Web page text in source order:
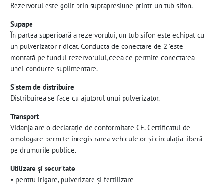
Rezervorul este golit prin suprapresiune printr-un tub sifon.
Supape
În partea superioară a rezervorului, un tub sifon este echipat cu
un pulverizator ridicat. Conducta de conectare de 2 "este
montată pe fundul rezervorului, ceea ce permite conectarea
unei conducte suplimentare.
Sistem de distribuire
Distribuirea se face cu ajutorul unui pulverizator.
Transport
Vidanja are o declarație de conformitate CE. Certificatul de
omologare permite înregistrarea vehiculelor și circulația liberă
pe drumurile publice.
Utilizare și securitate
• pentru irigare, pulverizare și fertilizare